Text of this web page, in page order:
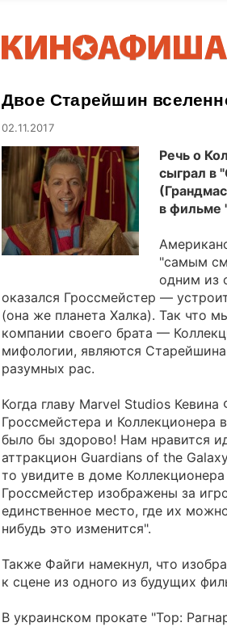
Двое Старейшин
02.11.2017
Речь о
сыграл в
в фильме
"самым
одним из
оказался Гроссмейстер —
(она же планета Халка). Так что
компании своего брата —
мифологии, являются
разумных рас.
Когда главу Marvel Studios
Гроссмейстера и Коллекционера
было бы здорово! Нам нравится
аттракцион Guardians of the
то увидите в доме
Гроссмейстер изображены за
единственное место, где их
нибудь это изменится".
Также Файги намекнул, что
к сцене из одного из будущих
В украинском прокате "Тор: